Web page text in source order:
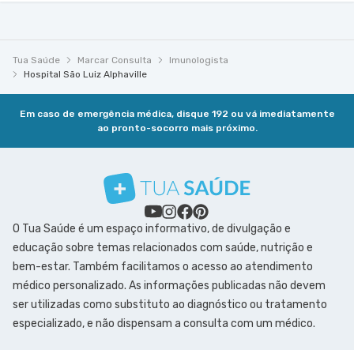
Tua Saúde Marcar Consulta
Imunologista
Hospital São Luiz Alphaville
Em caso de emergência médica, disque 192 ou vá imediatamente
ao pronto-socorro mais próximo.
O Tua Saúde é um espaço informativo, de divulgação e
educação sobre temas relacionados com saúde, nutrição e
bem-estar. Também facilitamos o acesso ao atendimento
médico personalizado. As informações publicadas não devem
ser utilizadas como substituto ao diagnóstico ou tratamento
especializado, e não dispensam a consulta com um médico.